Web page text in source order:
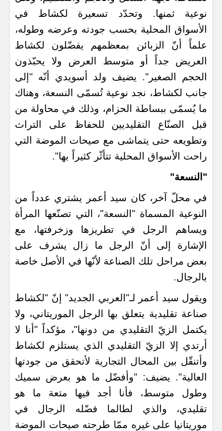
نوعية ثمنها. وتحدّد تسعيرة لكشاط في
الأسواق المحلية بحسب جودته وعرضه وطوله،
علماً أنّ الزبائن بمعظمهم يفضّلون لكشاط
العريض جداً أو متوسط العرض ولا يحبّذون
الحجم الصغير". يضيف ولد أسويدي أنّه "إلى
جانب لكشاط، نجد نوعية تُسمّى النسعة، وهناك
ما يُسمّى ببساطة الحزام، وذلك في محاولة من
قبل الصنّاع التقليديين للحفاظ على التراث
وتطويعه حتى يتماشى مع صيحات الموضة التي
راحت الأسواق المحلية تتأثّر كثيراً بها".
"النسعة"
في محلّ آخر، كان سيد أعمر يشتري عدداً من
النوعية المسماة "النسعة"، التي تصنّعها المرأة
ويساهم الرجل في تطريزها وزخرفتها، مع
الإشارة إلى أنّ الرجل ما زال يشرف على
بعض مراحل تلك الصناعة لأنّها في الأصل خاصة
بالرجال.
ويقول سيد أعمر لـ"العربي الجديد" إنّ "لكشاط
صناعة تقليدية يتعلق بها الرجل الموريتاني، ولا
يكتمل الزيّ التقليدي من دونها"، مؤكداً "أنا لا
أرتدي إلا الزيّ التقليدي الذي يستلزم لكشاط
وأتنقّل بين المحال التجارية لأتحقق من جودتها
العالية". يضيف: "وأفضّل ما هو بعرض سميك
وطول متوسط، فأنا أجد فيها متعة ما هو
تقليدي، والذي لطالما فضّله الرجال في
موريتانيا على غيره ممّا طرحته صيحات الموضة